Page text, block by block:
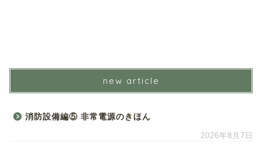
new article
消防設備編⑤ 非常電源のきほん
2026年8月7日